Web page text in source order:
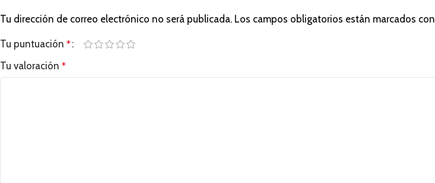
Tu dirección de correo electrónico no será publicada. Los campos obligatorios están marcados con
Tu puntuación *
Tu valoración *